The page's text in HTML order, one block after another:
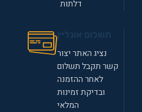
דלתות
נציג האתר יצור
קשר תקבל תשלום
לאחר ההזמנה
ובדיקת זמינות
המלאי